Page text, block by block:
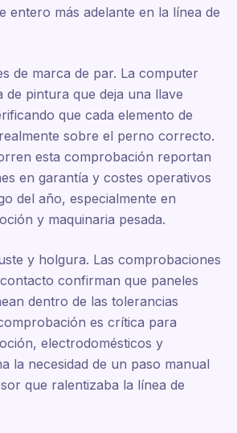
entero más adelante en la línea de
de marca de par. La computer
de pintura que deja una llave
que cada elemento de
sobre el perno correcto.
esta comprobación reportan
en garantía y costes operativos
del año, especialmente en
y maquinaria pesada.
y holgura. Las comprobaciones
confirman que paneles
dentro de las tolerancias
es crítica para
electrodomésticos y
la necesidad de un paso manual
que ralentizaba la línea de